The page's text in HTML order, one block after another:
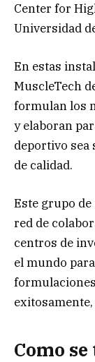
Center for
Universidad
En estas
MuscleTech
formulan los
y elaboran
deportivo sea
de calidad.
Este grupo
red de
centros de
el mundo
Como